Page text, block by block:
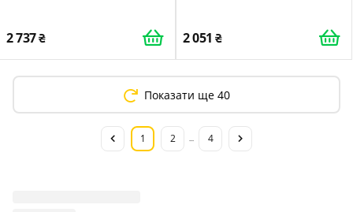
2 737 2 051
Показати ще 40
1 2 4